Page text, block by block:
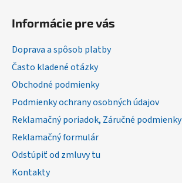
Informácie pre vás
Doprava a spôsob platby
Často kladené otázky
Obchodné podmienky
Podmienky ochrany osobných údajov
Reklamačný poriadok, Záručné podmienky
Reklamačný formulár
Odstúpiť od zmluvy tu
Kontakty